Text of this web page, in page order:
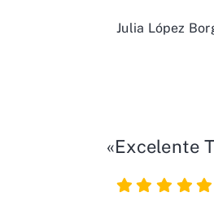
Julia López
«Excelente